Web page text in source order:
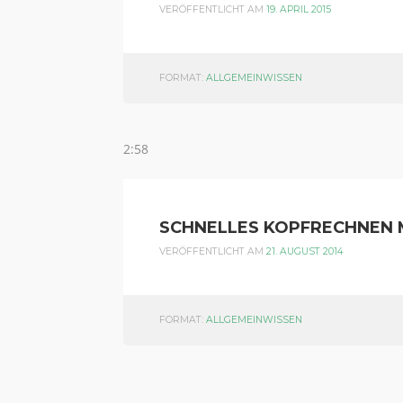
VERÖFFENTLICHT AM 19. APRIL 2015
FORMAT: ALLGEMEINWISSEN
2:58
SCHNELLES KOPFRECHNEN
VERÖFFENTLICHT AM 21. AUGUST 2014
FORMAT: ALLGEMEINWISSEN